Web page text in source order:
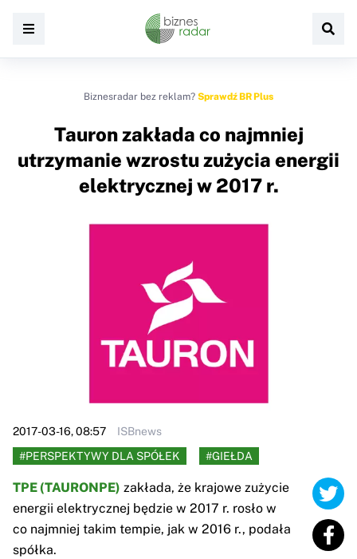
Biznesradar bez reklam? Sprawdź BR Plus
Tauron zakłada co najmniej
utrzymanie wzrostu zużycia energii
elektrycznej w 2017 r.
2017-03-16, 08:57
ISBnews
#PERSPEKTYWY DLA SPÓŁEK
#GIEŁDA
TPE (TAURONPE) zakłada, że krajowe zużycie
energii elektrycznej będzie w 2017 r. rosło w
co najmniej takim tempie, jak w 2016 r., podała
spółka.